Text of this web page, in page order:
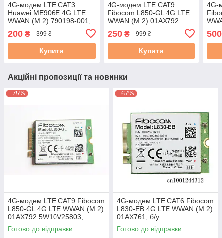
4G-модем LTE CAT3
Huawei ME906E 4G LTE
WWAN (M.2) 790198-001,
200 ₴ 399 ₴
Купити
4G-модем LTE CAT9
Fibocom L850-GL 4G LTE
WWAN (M.2) 01AX792
5W10V25803, вживаний
250₴ 999 ₴
Купити
4G-
500
Акційні пропозиції та новинки
–75%
4G-модем LTE CAT9 Fibocom
L850-GL 4G LTE WWAN (M.2)
01AX792 5W10V25803,
вживаний
Готово до відправки
–67%
4G-модем LTE CAT6 Fibocom
L830-EB 4G LTE WWAN (M.2)
01AX761, б/у
Готово до відправки